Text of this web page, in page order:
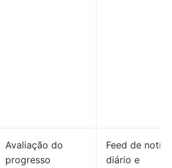
Avaliação do
progresso
Feed de
diário e